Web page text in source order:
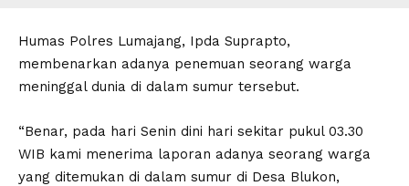
Humas Polres Lumajang, Ipda Suprapto,
membenarkan adanya penemuan seorang warga
meninggal dunia di dalam sumur tersebut.
“Benar, pada hari Senin dini hari sekitar pukul 03.30
WIB kami menerima laporan adanya seorang warga
yang ditemukan di dalam sumur di Desa Blukon,